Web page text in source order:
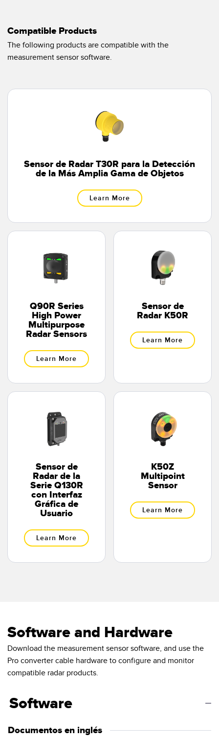
Sensores de Monitoreo de Condiciones
ACCESORIOS
Software de Configuración para Sensor GUI
Sensors with IO-Link
ENLACES RELACIONADOS
Lavado a Presión
Compatible Products
The following products are compatible with the
measurement sensor software.
Sensor de Radar T30R para la Detección
de la Más Amplia Gama de Objetos
Learn More
Q90R Series
High Power
Multipurpose
Radar Sensors
Learn More
Sensor de
Radar K50R
Learn More
Sensor de
Radar de la
Serie Q130R
con Interfaz
Gráfica de
Usuario
Learn More
K50Z
Multipoint
Sensor
Learn More
Software and Hardware
Download the measurement sensor software, and use the
Pro converter cable hardware to configure and monitor
compatible radar products.
Software
Documentos en inglés